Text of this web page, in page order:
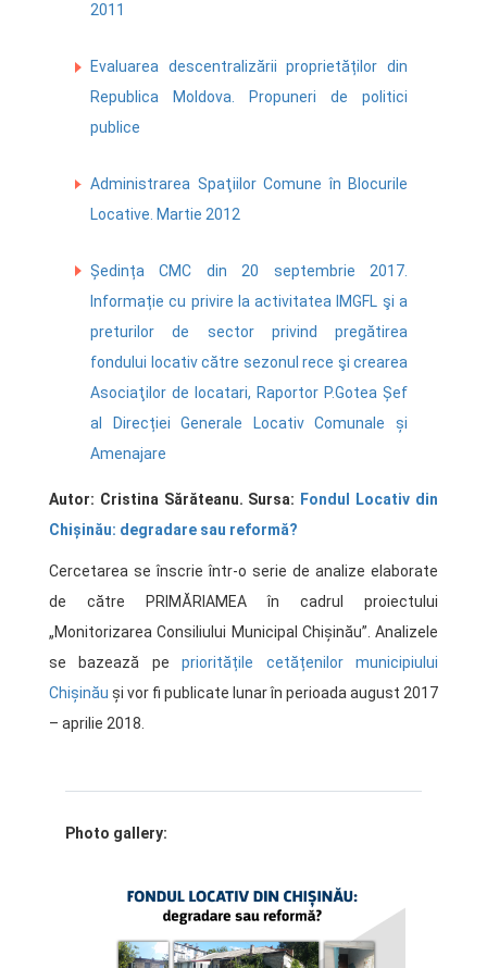
2011
Evaluarea descentralizării proprietăților din
Republica Moldova. Propuneri de politici
publice
Administrarea Spaţiilor Comune în Blocurile
Locative. Martie 2012
Ședința CMC din 20 septembrie 2017.
Informație cu privire la activitatea IMGFL şi a
preturilor de sector privind pregătirea
fondului locativ către sezonul rece şi crearea
Asociaţilor de locatari, Raportor P.Gotea Șef
al Direcției Generale Locativ Comunale și
Amenajare
Autor: Cristina Sărăteanu. Sursa: Fondul Locativ din
Chișinău: degradare sau reformă?
Cercetarea se înscrie într-o serie de analize elaborate
de către PRIMĂRIAMEA în cadrul proiectului
„Monitorizarea Consiliului Municipal Chișinău”. Analizele
se bazează peprioritățile cetățenilor municipiului
Chișinău și vor fi publicate lunar în perioada august 2017
– aprilie 2018.
Photo gallery: